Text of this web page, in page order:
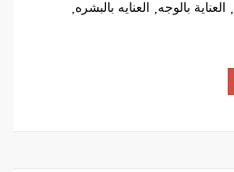
العناية بالوجه
العنايه بالبشره